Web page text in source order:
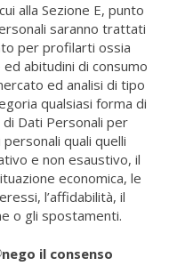
alla Sezione E, punto
saranno trattati
per profilarti ossia
abitudini di consumo
ed analisi di tipo
qualsiasi forma di
Dati Personali per
quali quelli
e non esaustivo, il
economica, le
l’affidabilità, il
o gli spostamenti.
nego il consenso